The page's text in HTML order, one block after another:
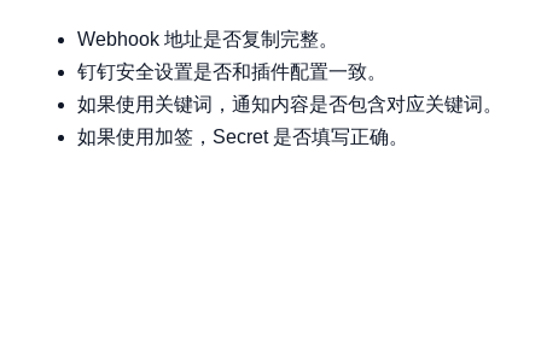
Webhook 地址是否复制完整。
钉钉安全设置是否和插件配置一致。
如果使用关键词，通知内容是否包含对应关键词。
如果使用加签，Secret 是否填写正确。